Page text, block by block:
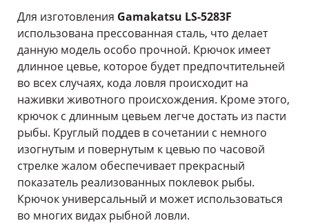
Для изготовления Gamakatsu LS-5283F
использована прессованная сталь, что делает
данную модель особо прочной. Крючок имеет
длинное цевье, которое будет предпочтительней
во всех случаях, кода ловля происходит на
наживки животного происхождения. Кроме этого,
крючок с длинным цевьем легче достать из пасти
рыбы. Круглый поддев в сочетании с немного
изогнутым и повернутым к цевью по часовой
стрелке жалом обеспечивает прекрасный
показатель реализованных поклевок рыбы.
Крючок универсальный и может использоваться
во многих видах рыбной ловли.